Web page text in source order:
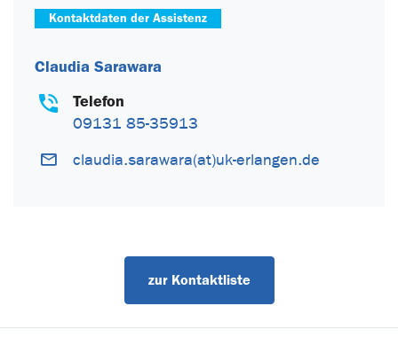
Kontaktdaten der Assistenz
Claudia Sarawara
Telefon
09131 85-35913
claudia.sarawara(at)uk-erlangen.de
zur Kontaktliste